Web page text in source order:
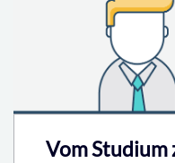
Vom Studium